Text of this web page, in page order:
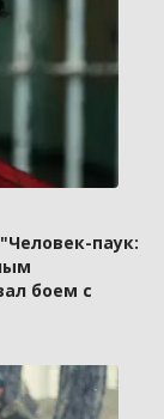
паук:
боем с